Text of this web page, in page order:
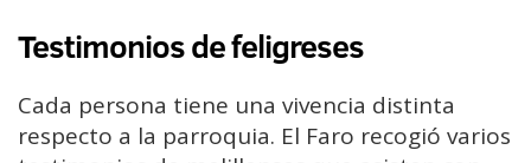
Testimonios de feligreses
Cada persona tiene una vivencia distinta
respecto a la parroquia. El Faro recogió varios